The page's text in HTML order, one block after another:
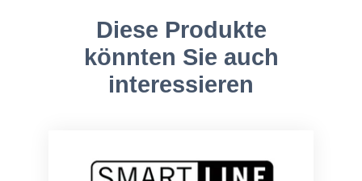
Diese Produkte
könnten Sie auch
interessieren